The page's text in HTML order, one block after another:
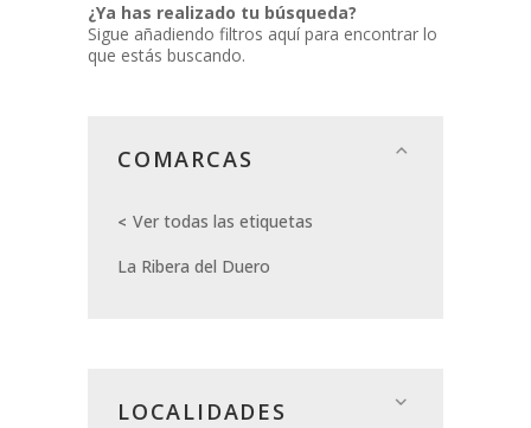
¿Ya has realizado tu búsqueda?
Sigue añadiendo filtros aquí para encontrar lo
que estás buscando.
COMARCAS
Ver todas las etiquetas
La Ribera del Duero
LOCALIDADES